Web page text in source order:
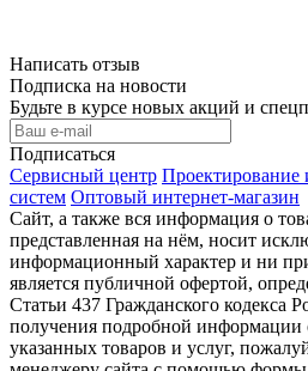
Написать отзыв
Подписка на новости
Будьте в курсе новых акций и
Подписаться
Сервисный центр
систем Оптовый интернет-магазин
Сайт, а также вся информация о
представленная на нём, носит
информационный характер и ни
является публичной офертой,
Статьи 437 Гражданского кодекса
получения подробной информации
указанных товаров и услуг,